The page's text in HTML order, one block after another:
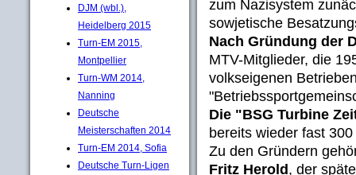
DJM (wbl.),
Heidelberg 2015
Turn-EM 2015,
Montpellier
Turn-WM 2014,
Nanning
Deutsche
Meisterschaften 2014
Turn-EM 2014, Sofia
Deutsche Turn-Ligen
zum Nazisystem
sowjetische
Nach Gründung der
MTV-Mitglieder, die
volkseigenen
Die "BSG Turbine
bereits wieder fast
Zu den Gründern
Fritz Herold, der